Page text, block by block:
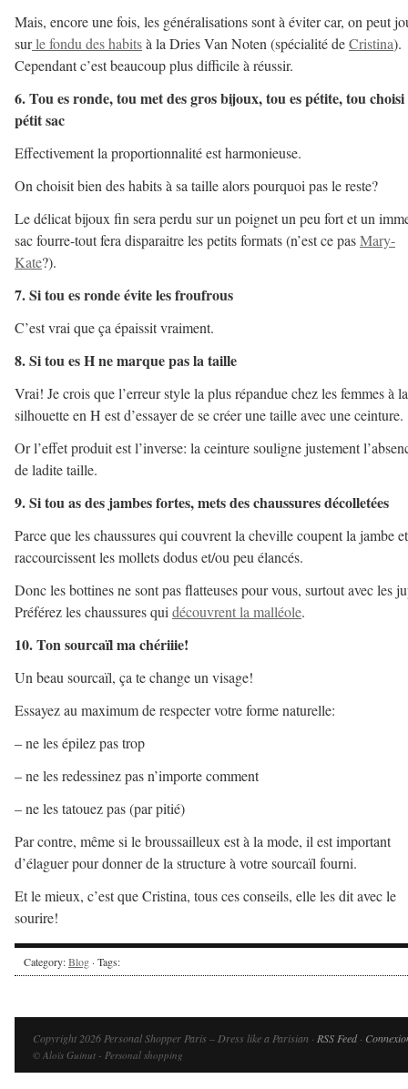
Mais, encore une fois, les généralisations sont à éviter car, on peut
surle fondu des habitsà la Dries Van Noten (spécialité deCristina).
Cependant c’est beaucoup plus difficile à réussir.
6. Tou es ronde, tou met des gros bijoux, tou es pétite, tou
pétit sac
Effectivement la proportionnalité est harmonieuse.
On choisit bien des habits à sa taille alors pourquoi pas le reste?
Le délicat bijoux fin sera perdu sur un poignet un peu fort et un
sac fourre-tout fera disparaitre les petits formats (n’est ce pasMary-
Kate?).
7. Si tou es ronde évite les froufrous
C’est vrai que ça épaissit vraiment.
8. Si tou es H ne marque pas la taille
Vrai! Je crois que l’erreur style la plus répandue chez les femmes à la
silhouette en H est d’essayer de se créer une taille avec une ceinture.
Or l’effet produit est l’inverse: la ceinture souligne justement
de ladite taille.
9. Si tou as des jambes fortes, mets des chaussures décolletées
Parce que les chaussures qui couvrent la cheville coupent la jambe et
raccourcissent les mollets dodus et/ou peu élancés.
Donc les bottines ne sont pas flatteuses pour vous, surtout avec les
Préférez les chaussures qui découvrent la malléole.
10. Ton sourcaïl ma chériiie!
Un beau sourcaïl, ça te change un visage!
Essayez au maximum de respecter votre forme naturelle:
– ne les épilez pas trop
– ne les redessinez pas n’importe comment
– ne les tatouez pas (par pitié)
Par contre, même si le broussailleux est à la mode, il est important
d’élaguer pour donner de la structure à votre sourcaïl fourni.
Et le mieux, c’est que Cristina, tous ces conseils, elle les dit avec le
sourire!
Category:Blog · Tags:
Copyright 2026 Personal Shopper Paris – Dress like a Parisian · RSS Feed·
© Aloïs Guinut - Personal shopping